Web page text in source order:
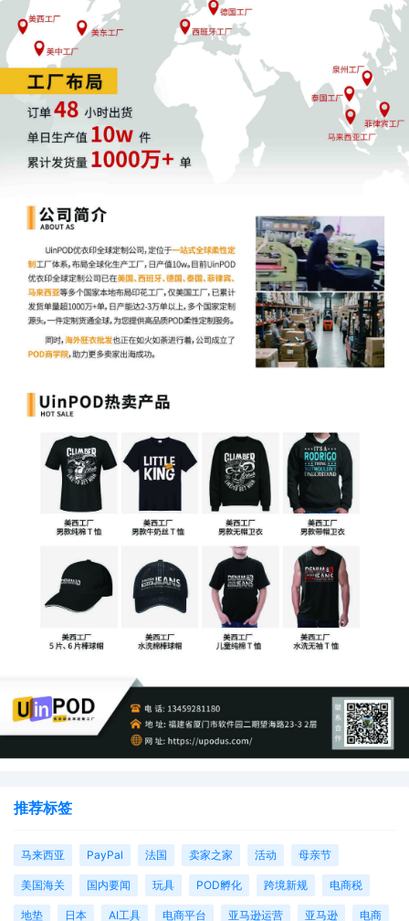
推荐标签
马来西亚 PayPal 法国 卖家之家 活动 母亲节
美国海关 国内要闻 玩具 POD孵化 跨境新规 电商税
地垫 日本 AI工具 电商平台 亚马逊运营 亚马逊 电商